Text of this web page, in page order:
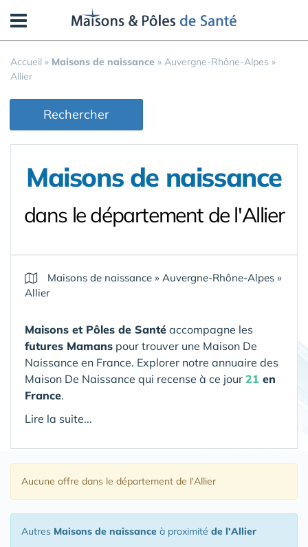
Accueil » Maisons de naissance » Auvergne-Rhône-Alpes »
Allier
Rechercher
Maisons de naissance
dans le département de l'Allier
Maisons de naissance » Auvergne-Rhône-Alpes »
Allier
Maisons et Pôles de Santé accompagne les
futures Mamans pour trouver une Maison De
Naissance en France. Explorer notre annuaire des
Maison De Naissance qui recense à ce jour 21 en
France.
Lire la suite...
Aucune offre dans le département de l'Allier
Autres Maisons de naissance à proximité de l'Allier
Panneau de gestion des cookies